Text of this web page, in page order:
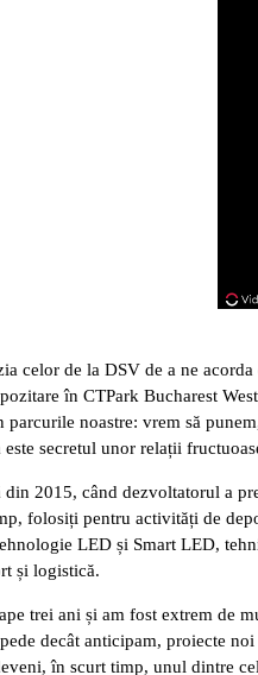
celor de la DSV de a ne
în CTPark Bucharest
noastre: vrem să
secretul unor relații
din 2015, când dezvoltatorul a
folosiți pentru activități de
LED și Smart LED,
și logistică.
trei ani și am fost extrem de
decât anticipam, proiecte
în scurt timp, unul dintre